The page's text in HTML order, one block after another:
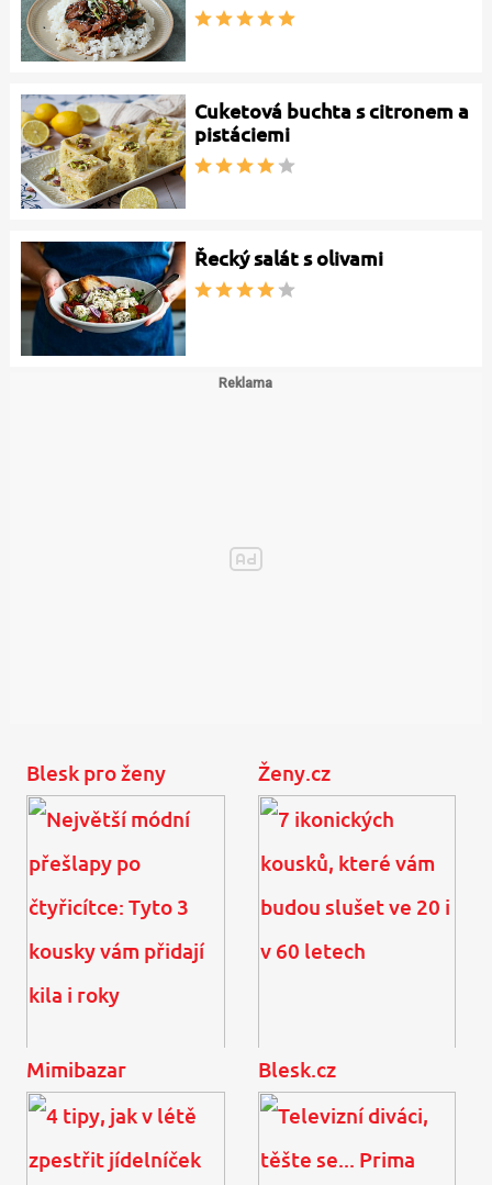
Cuketová buchta s citronem a
pistáciemi
Řecký salát s olivami
Blesk pro ženy
Největší módní přešlapy
po čtyřicítce: Tyto 3
kousky vám přidají kila i
roky
Ženy.cz
7 ikonických kousků,
které vám budou slušet
ve 20 i v 60 letech
Mimibazar Blesk.cz